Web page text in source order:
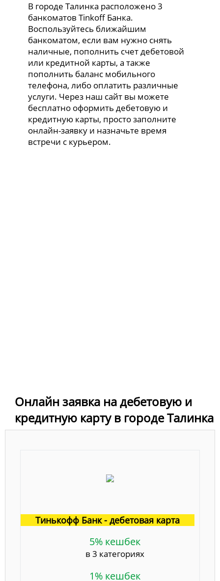
В городе Талинка расположено 3
банкоматов Tinkoff Банка.
Воспользуйтесь ближайшим
банкоматом, если вам нужно снять
наличные, пополнить счет дебетовой
или кредитной карты, а также
пополнить баланс мобильного
телефона, либо оплатить различные
услуги. Через наш сайт вы можете
бесплатно оформить дебетовую и
кредитную карты, просто заполните
онлайн-заявку и назначьте время
встречи с курьером.
Онлайн заявка на дебетовую и
кредитную карту в городе Талинка
Тинькофф Банк - дебетовая карта
5% кешбек
в 3 категориях
1% кешбек